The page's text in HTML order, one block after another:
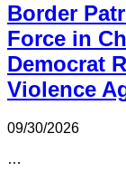
Border
Force in
Democrat
Violence
09/30/2026
…